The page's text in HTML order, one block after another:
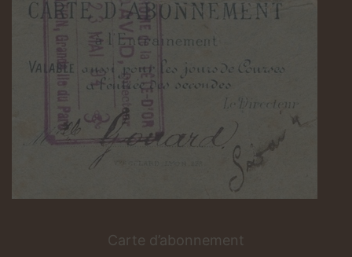
Carte d’abonnement